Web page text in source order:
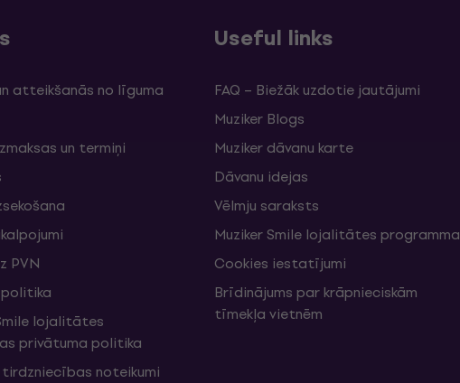
atteikšanās no līguma
un termiņi
PVN
lojalitātes
privātuma politika
noteikumi
Useful links
FAQ – Biežāk uzdotie jautājumi
Muziker Blogs
Muziker dāvanu karte
Dāvanu idejas
Vēlmju saraksts
Muziker Smile lojalitātes programma
Cookies iestatījumi
Brīdinājums par krāpnieciskām
tīmekļa vietnēm